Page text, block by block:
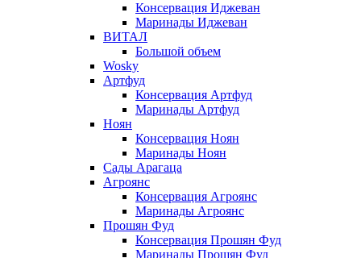
Консервация Иджеван
Маринады Иджеван
ВИТАЛ
Большой объем
Wosky
Артфуд
Консервация Артфуд
Маринады Артфуд
Ноян
Консервация Ноян
Маринады Ноян
Сады Арагаца
Агроянс
Консервация Агроянс
Маринады Агроянс
Прошян Фуд
Консервация Прошян Фуд
Маринады Прошян Фуд